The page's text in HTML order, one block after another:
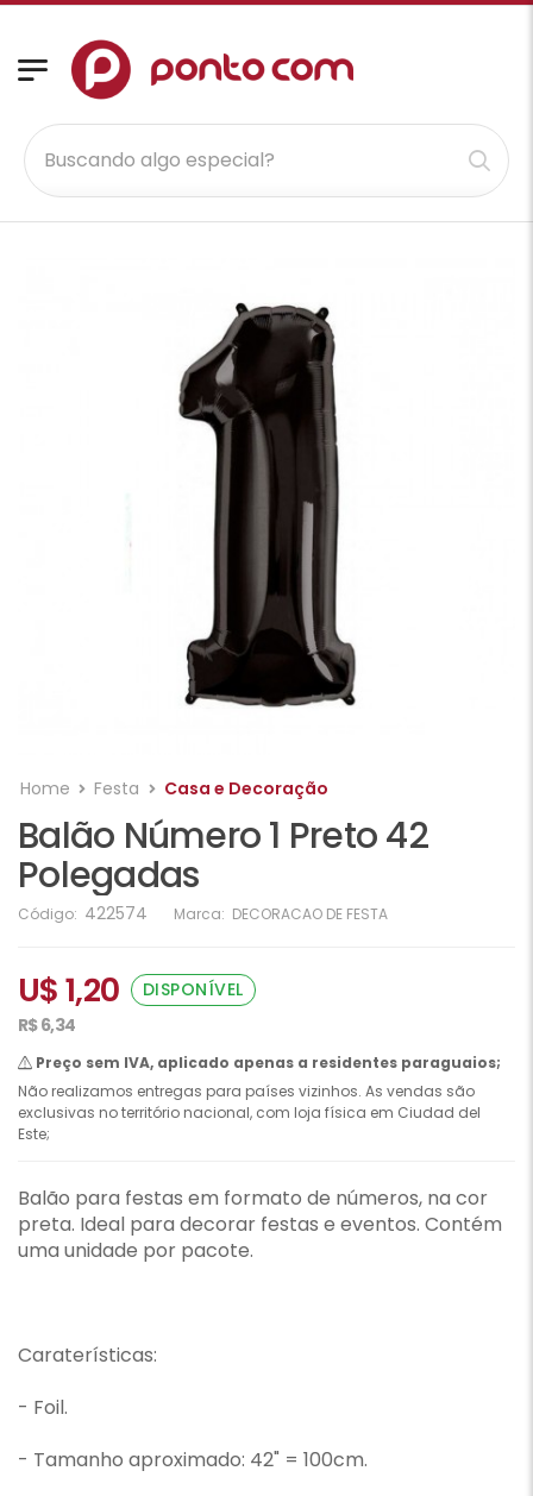
Home Festa Casa e Decoração
Balão Número 1 Preto 42
Polegadas
Código: 422574 Marca: DECORACAO DE FESTA
U$ 1,20
DISPONÍVEL
R$ 6,34
Preço sem IVA, aplicado apenas a residentes paraguaios;
Não realizamos entregas para países vizinhos. As vendas são
exclusivas no território nacional, com loja física em Ciudad del
Este;
Balão para festas em formato de números, na cor
preta. Ideal para decorar festas e eventos. Contém
uma unidade por pacote.
Caraterísticas:
- Foil.
- Tamanho aproximado: 42" = 100cm.